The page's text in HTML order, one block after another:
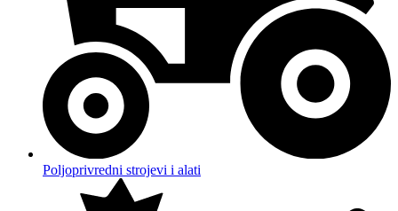
Poljoprivredni strojevi i alati